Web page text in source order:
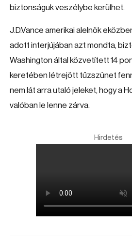
biztonságuk veszélybe kerülhet.
J.D.Vance amerikai alelnök
adott interjújában azt mondta,
Washington által közvetített 14
keretében létrejött tűzszünet
nem lát arra utaló jeleket, hogy a
valóban le lenne zárva.
Hirdetés